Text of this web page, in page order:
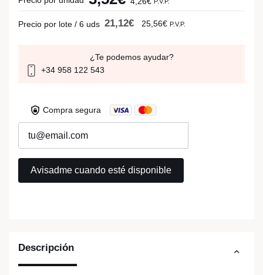
Descripción
Precio por lote / 6 uds 21,12€ 25,56€ P.V.P.
¿Te podemos ayudar?
+34 958 122 543
Compra segura